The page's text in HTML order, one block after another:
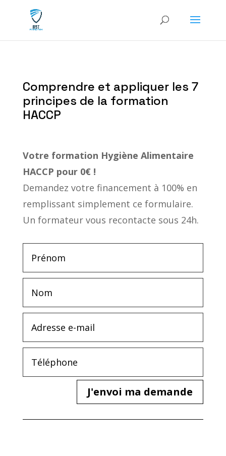
Comprendre et appliquer les 7
principes de la formation
HACCP
Votre formation Hygiène Alimentaire
HACCP pour 0€ !
Demandez votre financement à 100% en
remplissant simplement ce formulaire.
Un formateur vous recontacte sous 24h.
J'envoi ma demande